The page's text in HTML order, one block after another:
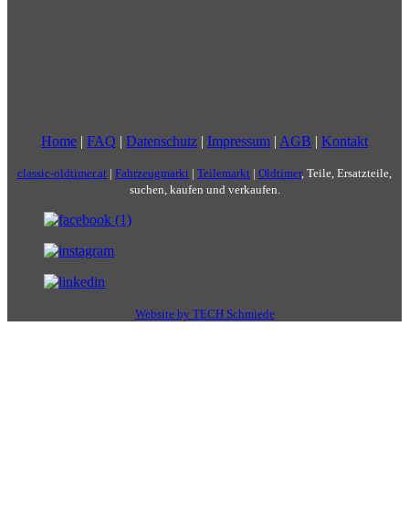
Home | FAQ | Datenschutz | Impressum | AGB | Kontakt
classic-oldtimer.at | Fahrzeugmarkt | Teilemarkt | Oldtimer, Teile, Ersatzteile,
suchen, kaufen und verkaufen.
Website by TECH Schmiede